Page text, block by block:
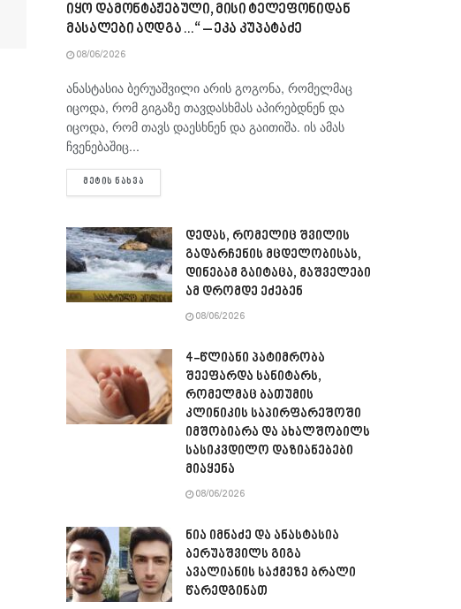
იყო დამონტაჟებული, მისი ტელეფონიდან
მასალები აღდგა…“ – ეკა კუპატაძე
08/06/2026
ანასტასია ბერუაშვილი არის გოგონა, რომელმაც
იცოდა, რომ გიგაზე თავდასხმას აპირებდნენ და
იცოდა, რომ თავს დაესხნენ და გაითიშა. ის ამას
ჩვენებაშიც...
ᲛᲔᲢᲘᲡ ᲜᲐᲮᲕᲐ
დედას, რომელიც შვილის
გადარჩენის მცდელობისას,
დინებამ გაიტაცა, მაშველები
ამ დრომდე ეძებენ
08/06/2026
4-წლიანი პატიმრობა
შეეფარდა სანიტარს,
რომელმაც ბათუმის
კლინიკის საპირფარეშოში
იმშობიარა და ახალშობილს
სასიკვდილო დაზიანებები
მიაყენა
08/06/2026
ნია იმნაძე და ანასტასია
ბერუაშვილს გიგა
ავალიანის საქმეზე ბრალი
წარედგინათ